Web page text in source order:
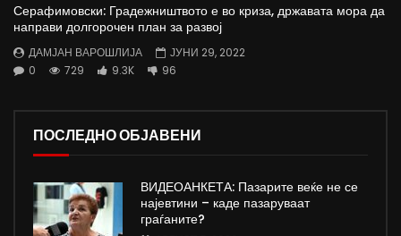
Серафимовски: Градежништвото е во криза, државата мора да
направи долгорочен план за развој
ДАМЈАН ВАРОШЛИЈА
ЈУНИ 29, 2022
0
729 9.3K 96
ПОСЛЕДНО ОБЈАВЕНИ
ВИДЕОАНКЕТА: Пазарите веќе не се
најевтини – каде пазаруваат
граѓаните?